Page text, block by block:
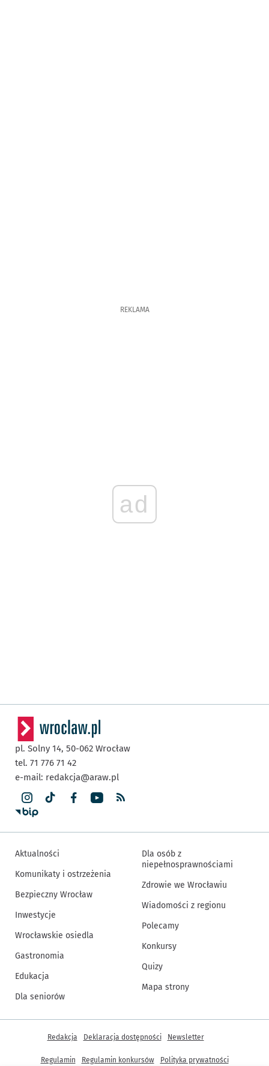
REKLAMA
ad
pl. Solny 14, 50-062 Wrocław
tel. 71 776 71 42
e-mail: redakcja@araw.pl
Aktualności
Komunikaty i ostrzeżenia
Bezpieczny Wrocław
Inwestycje
Wrocławskie osiedla
Gastronomia
Edukacja
Dla seniorów
Dla osób z
niepełnosprawnościami
Zdrowie we Wrocławiu
Wiadomości z regionu
Polecamy
Konkursy
Quizy
Mapa strony
Inne informacje
Redakcja Deklaracja dostępności Newsletter
Regulamin Regulamin konkursów Polityka prywatności